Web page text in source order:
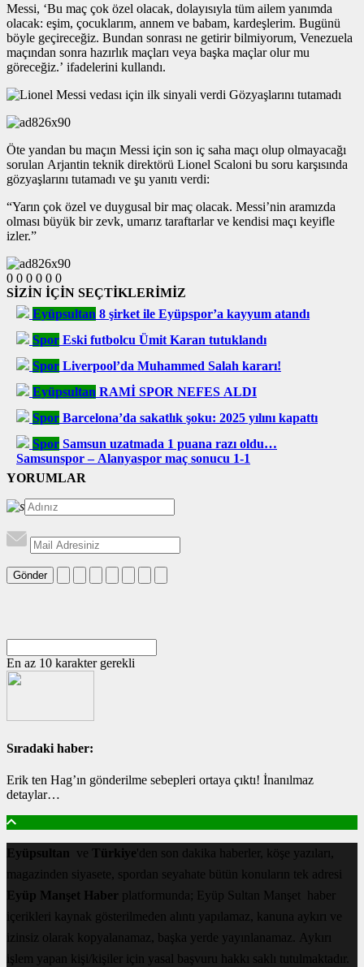
Messi, ‘Bu maç çok özel olacak, dolayısıyla tüm ailem yanımda
olacak: eşim, çocuklarım, annem ve babam, kardeşlerim. Bugünü
böyle geçireceğiz. Bundan sonrası ne getirir bilmiyorum, Venezuela
maçından sonra hazırlık maçları veya başka maçlar olur mu
göreceğiz.’ ifadelerini kullandı.
Öte yandan bu maçın Messi için son iç saha maçı olup olmayacağı
sorulan Arjantin teknik direktörü Lionel Scaloni bu soru karşısında
gözyaşlarını tutamadı ve şu yanıtı verdi:
“Yarın çok özel ve duygusal bir maç olacak. Messi’nin aramızda
olması büyük bir zevk, umarız taraftarlar ve kendisi maçı keyifle
izler.”
0 0 0 0 0 0
SİZİN İÇİN SEÇTİKLERİMİZ
Eyüpsultan 8 şirket ile Eyüpspor’a kayyum atandı
Spor Eski futbolcu Ümit Karan tutuklandı
Spor Liverpool’da Muhammed Salah kararı!
Eyüpsultan RAMİ SPOR NEFES ALDI
Spor Barcelona’da sakatlık şoku: 2025 yılını kapattı
Spor Samsun uzatmada 1 puana razı oldu…
Samsunspor – Alanyaspor maç sonucu 1-1
YORUMLAR
Gönder
En az 10 karakter gerekli
Sıradaki haber:
Erik ten Hag’ın gönderilme sebepleri ortaya çıktı! İnanılmaz
detaylar…
Eyüpsultan ve Türkiye'den son dakika haberler, köşe yazıları,
magazinden siyasete, spordan seyahate bütün konuların tek adresi
Eyüp Manşet Haber platformunda; Eyüp Sultan Manşet haber
içerikleri kaynak gösterilmeden alıntı yapılamaz, kanuna aykırı ve
izinsiz olarak kopyalanamaz, başka yerde yayınlanamaz. Aykırı
işlem yapan kişi/kişiler için yasal başvuru hakkı saklı tutulmaktadır.